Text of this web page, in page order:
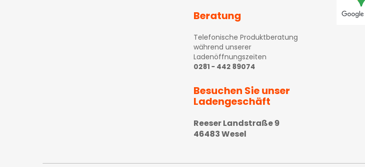
Beratung
Telefonische Produktberatung
während unserer
Ladenöffnungszeiten
0281 - 442 89074
Besuchen Sie unser
Ladengeschäft
Reeser Landstraße 9
46483 Wesel